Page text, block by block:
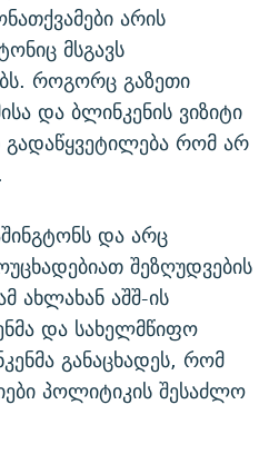
არის
მსგავს
როგორც გაზეთი
და ბლინკენის ვიზიტი
რომ არ
და არც
შეზღუდვების
ახლახან აშშ-ის
და სახელმწიფო
განაცხადეს, რომ
პოლიტიკის შესაძლო